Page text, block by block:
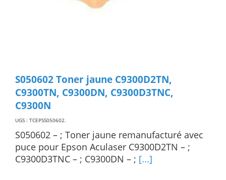
S050602 Toner jaune C9300D2TN,
C9300TN, C9300DN, C9300D3TNC,
C9300N
UGS : TCEPSS050602.
S050602 – ; Toner jaune remanufacturé avec
puce pour Epson Aculaser C9300D2TN – ;
C9300D3TNC – ; C9300DN – ; [...]